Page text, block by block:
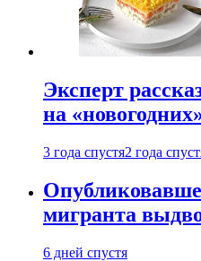
Эксперт
на
3 года спустя2 года
мигранта
6 дней спустя